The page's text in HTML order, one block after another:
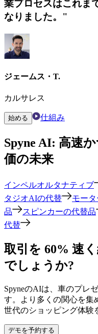
業プロセスはこれま
なりました。"
ジェームス・T.
カルサレス
始める 仕組み
Spyne AI: 高速
価の未来
インペルオルタナティブ
タジオAIの代替
モー
品
スピンカーの代替品
代替
取引を 60% 速
でしょうか?
SpyneのAIは、車のプレ
す。より多くの関心を集
世代のショッピング体験
デモを予約する